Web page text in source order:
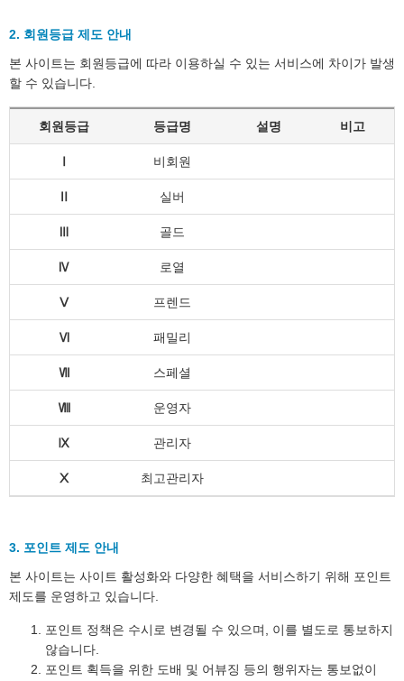
2. 회원등급 제도 안내
본 사이트는 회원등급에 따라 이용하실 수 있는 서비스에 차이가 발생
할 수 있습니다.
회원등급 등급명 설명 비고
Ⅰ 비회원
Ⅱ 실버
Ⅲ 골드
Ⅳ 로열
Ⅴ 프렌드
Ⅵ 패밀리
Ⅶ 스페셜
Ⅷ 운영자
Ⅸ 관리자
Ⅹ 최고관리자
3. 포인트 제도 안내
본 사이트는 사이트 활성화와 다양한 혜택을 서비스하기 위해 포인트
제도를 운영하고 있습니다.
포인트 정책은 수시로 변경될 수 있으며, 이를 별도로 통보하지
않습니다.
포인트 획득을 위한 도배 및 어뷰징 등의 행위자는 통보없이